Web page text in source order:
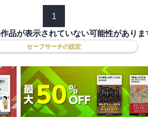
1
品が表示されていない可能性がありま
セーフサーチの設定